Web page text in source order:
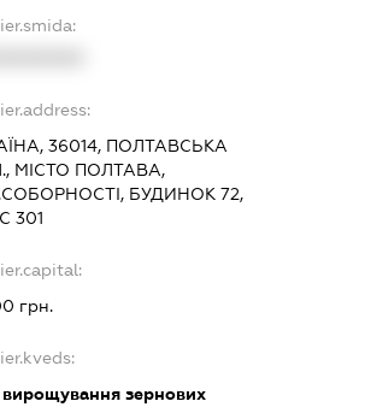
36014, ПОЛТАВСЬКА
МІСТО ПОЛТАВА,
БУДИНОК 72,
301
грн.
зернових